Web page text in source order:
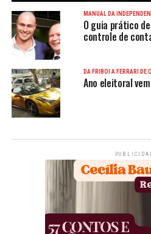
MANUAL DA
O guia prático
controle de
DA FRIBOI À FERRARI DE
Ano eleitoral